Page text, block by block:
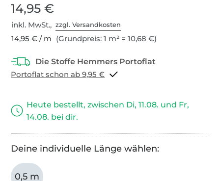
14,95 €
inkl. MwSt.,zzgl. Versandkosten
14,95 € / m (Grundpreis: 1 m² = 10,68 €)
Portoflat schon ab 9,95 €
Heute bestellt, zwischen Di, 11.08. und Fr,
14.08. bei dir.
Deine individuelle Länge wählen:
0,5 m